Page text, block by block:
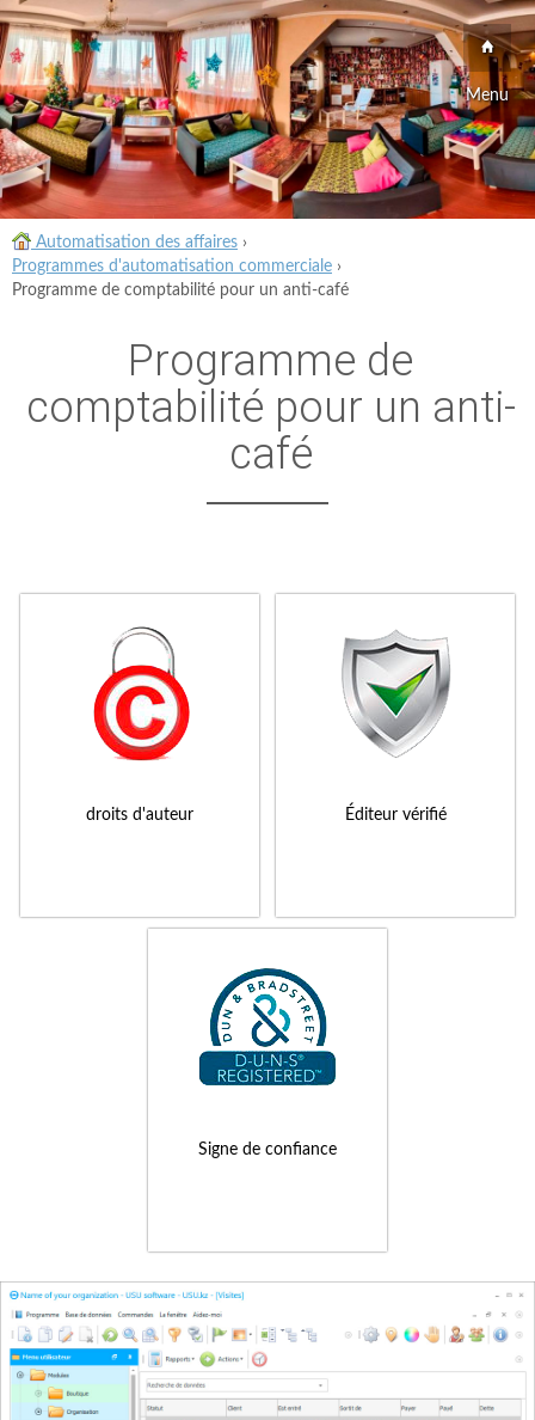
Menu
Automatisation des affaires ›
Programmes d'automatisation commerciale ›
Programme de comptabilité pour un anti-café
Programme de
comptabilité pour un anti-
café
droits d'auteur Éditeur vérifié
Signe de confiance